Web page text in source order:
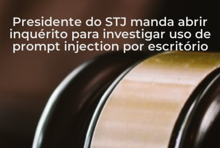
Presidente do STJ manda abrir
inquérito para investigar uso de
prompt injection por escritório